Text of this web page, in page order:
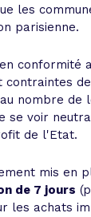
les
parisienne.
conformité
contraintes
nombre de
se voir
de l'Etat.
mis en
de 7 jours
les achats